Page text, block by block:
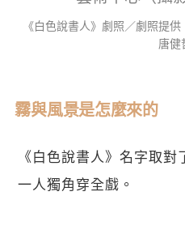
《白色說書人》劇照／劇照提
唐健
霧與風景是怎麼來的
《白色說書人》名字取
一人獨角穿全戲。